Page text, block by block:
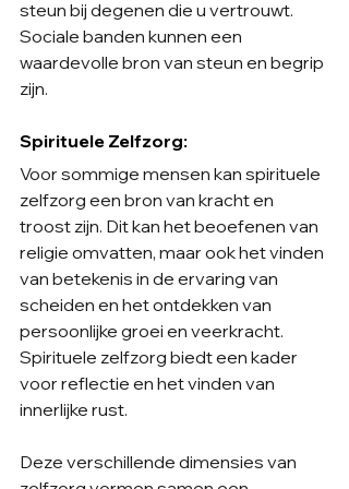
steun bij degenen die u vertrouwt.
Sociale banden kunnen een
waardevolle bron van steun en begrip
zijn.
Spirituele Zelfzorg:
Voor sommige mensen kan spirituele
zelfzorg een bron van kracht en
troost zijn. Dit kan het beoefenen van
religie omvatten, maar ook het vinden
van betekenis in de ervaring van
scheiden en het ontdekken van
persoonlijke groei en veerkracht.
Spirituele zelfzorg biedt een kader
voor reflectie en het vinden van
innerlijke rust.
Deze verschillende dimensies van